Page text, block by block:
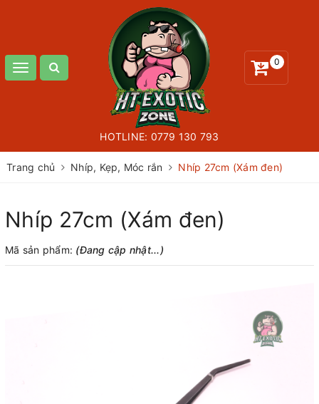
Toggle
0
HOTLINE: 0779 130 793
Trang chủ Nhíp, Kẹp, Móc rắn Nhíp 27cm (Xám đen)
Nhíp 27cm (Xám đen)
Mã sản phẩm: (Đang cập nhật...)